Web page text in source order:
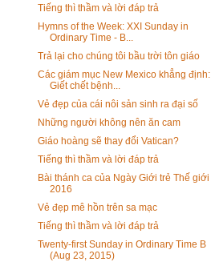
Tiếng thì thầm và lời đáp trả
Hymns of the Week: XXI Sunday in
Ordinary Time - B...
Trả lại cho chúng tôi bầu trời tôn giáo
Các giám mục New Mexico khẳng định:
Giết chết bệnh...
Vẻ đẹp của cái nôi sản sinh ra đại số
Những người không nên ăn cam
Giáo hoàng sẽ thay đổi Vatican?
Tiếng thì thầm và lời đáp trả
Bài thánh ca của Ngày Giới trẻ Thế giới
2016
Vẻ đẹp mê hồn trên sa mạc
Tiếng thì thầm và lời đáp trả
Twenty-first Sunday in Ordinary Time B
(Aug 23, 2015)